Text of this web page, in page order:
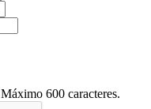
Máximo 600 caracteres.